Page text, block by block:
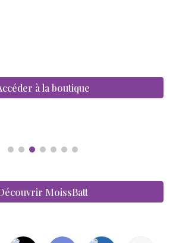
à la boutique
MoissBatt